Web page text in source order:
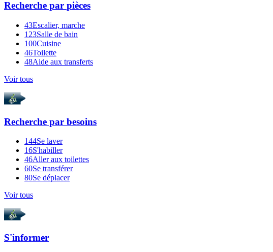
Recherche par pièces
43Escalier, marche
123Salle de bain
100Cuisine
46Toilette
48Aide aux transferts
Voir tous
Recherche par besoins
144Se laver
16S'habiller
46Aller aux toilettes
60Se transférer
80Se déplacer
Voir tous
S'informer